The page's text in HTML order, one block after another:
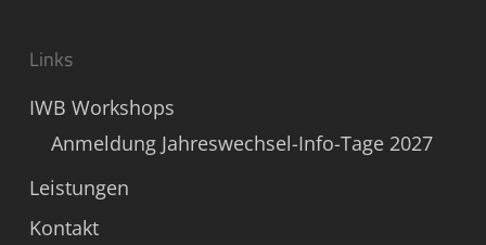
Links
IWB Workshops
Anmeldung Jahreswechsel-Info-Tage 2027
Leistungen
Kontakt